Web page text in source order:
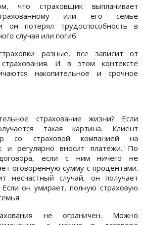
что страховщик выплачивает
или его семье
он потерял трудоспособность в
случая или погиб.
разные, все зависит от
И в этом контексте
накопительное и срочное
страхование жизни? Если
такая картина. Клиент
со страховой компанией на
и регулярно вносит платежи. По
если с ним ничего не
оговоренную сумму с процентами.
несчастный случай, он получает
он умирает, полную страховую
не ограничен. Можно